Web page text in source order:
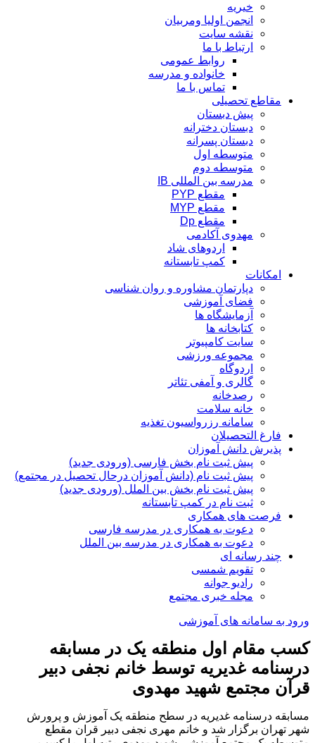
خیریه
انجمن اولیا ومربیان
نقشه سایت
ارتباط با ما
روابط عمومی
خانواده و مدرسه
تماس با ما
مقاطع تحصیلی
پیش دبستان
دبستان دخترانه
دبستان پسرانه
متوسطه اول
متوسطه دوم
مدرسه بین المللی IB
مقطع PYP
مقطع MYP
مقطع Dp
مهدوی آکادمی
اردوهای شاد
کمپ تابستانه
امکانات
دپارتمان مشاوره و روان شناسی
فضای آموزشی
آزمایشگاه ها
کتابخانه ها
سایت کامپیوتر
مجموعه ورزشی
اردوگاه
گالری و آمفی تئاتر
رصدخانه
خانه سلامت
سامانه رزرواسیون تغذیه
فارغ التحصیلان
پذیرش دانش آموزان
پیش ثبت نام بخش فارسی (ورودی جدید)
پیش ثبت نام (دانش آموزان درحال تحصیل در مجتمع)
پیش ثبت نام بخش بین الملل (ورودی جدید)
ثبت نام در کمپ تابستانه
فرصت های همکاری
دعوت به همکاری در مدرسه فارسی
دعوت به همکاری در مدرسه بین الملل
چند رسانه ای
تقویم شمسی
رادیو جوانه
مجله خبری مجتمع
ورود به سامانه های آموزشی
کسب مقام اول منطقه یک در مسابقه
درسنامه غدیریه توسط خانم نجفی دبیر
قرآن مجتمع شهید مهدوی
مسابقه درسنامه غدیریه در سطح منطقه یک آموزش و پرورش
شهر تهران برگزار شد و خانم مهری نجفی دبیر قران مقطع